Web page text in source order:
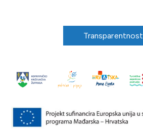
Transparentnost